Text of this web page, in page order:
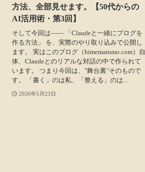
方法、全部見せます。【50代からの
AI活用術・第3回】
そして今回は―― 「Claudeと一緒にブログを
作る方法」 を、実際のやり取り込みで公開し
ます。 実はこのブログ（himemarumo.com）自
体、Claudeとのリアルな対話の中で作られて
います。 つまり今回は、"舞台裏"そのもので
す。 「書く」のは私、「整える」のは...
2026年5月23日